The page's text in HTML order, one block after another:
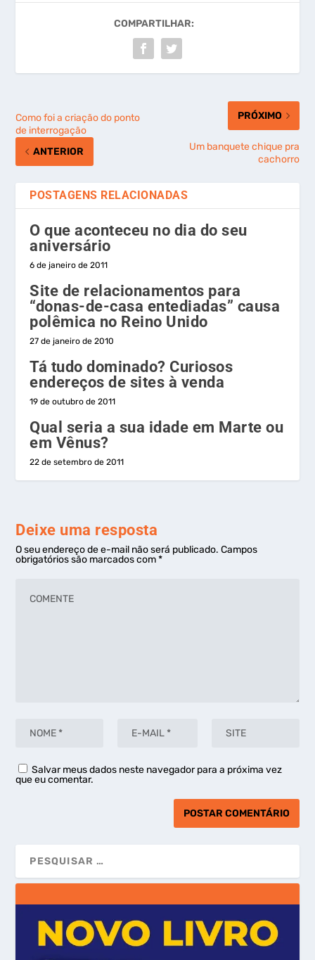
COMPARTILHAR:
Como foi a criação do ponto
de interrogação
ANTERIOR
PRÓXIMO
Um banquete chique pra
cachorro
POSTAGENS RELACIONADAS
O que aconteceu no dia do seu
aniversário
6 de janeiro de 2011
Site de relacionamentos para
“donas-de-casa entediadas” causa
polêmica no Reino Unido
27 de janeiro de 2010
Tá tudo dominado? Curiosos
endereços de sites à venda
19 de outubro de 2011
Qual seria a sua idade em Marte ou
em Vênus?
22 de setembro de 2011
Deixe uma resposta
O seu endereço de e-mail não será publicado. Campos
obrigatórios são marcados com*
Salvar meus dados neste navegador para a próxima vez
que eu comentar.